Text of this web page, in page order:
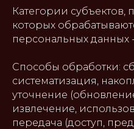
Категории
которых
персональных данных
Способы обработки:
систематизация,
уточнение
извлечение,
передача (доступ,